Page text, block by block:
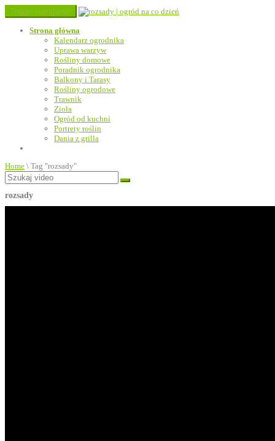
Toggle navigation
Strona główna
Kalendarz ogrodnika
Uprawa warzyw
Rośliny domowe
Poradnik ogrodnika
Balkony i Tarasy
Rośliny ogrodowe
Trawnik
Zioła
Ogród od kuchni
Portrety roślin
Dania z grilla
Home \ Tag "rozsady"
rozsady